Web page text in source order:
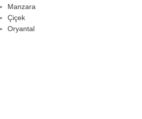
Manzara
Çiçek
Oryantal